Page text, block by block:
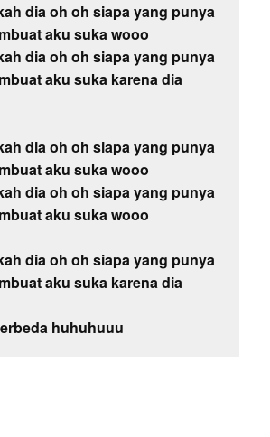
dia oh oh siapa yang punya
aku suka wooo
dia oh oh siapa yang punya
aku suka karena dia
dia oh oh siapa yang punya
aku suka wooo
dia oh oh siapa yang punya
aku suka wooo
dia oh oh siapa yang punya
aku suka karena dia
huhuhuuu